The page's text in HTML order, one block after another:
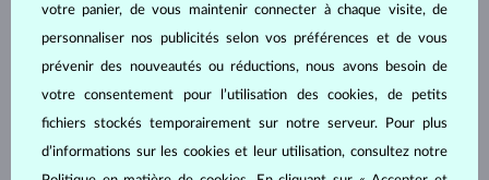
BIJOUX DEL'ATELIER KLENOTA
votre panier, de vous maintenir connecter à chaque visite, de
personnaliser nos publicités selon vos préférences et de vous
prévenir des nouveautés ou réductions, nous avons besoin de
votre consentement pour l’utilisation des cookies, de petits
fichiers stockés temporairement sur notre serveur. Pour plus
d’informations sur les cookies et leur utilisation, consultez notre